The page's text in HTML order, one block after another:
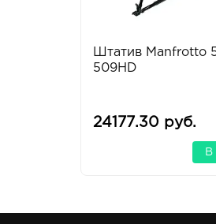
Штатив Manfrotto
509HD
24177.30 руб.
В